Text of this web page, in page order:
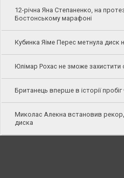
12-річна Яна Степаненко, на
Бостонському марафоні
Кубинка Яіме Перес метнула диск
Юлімар Рохас не зможе захистити
Британець вперше в історії
Миколас Алекна встановив
диска